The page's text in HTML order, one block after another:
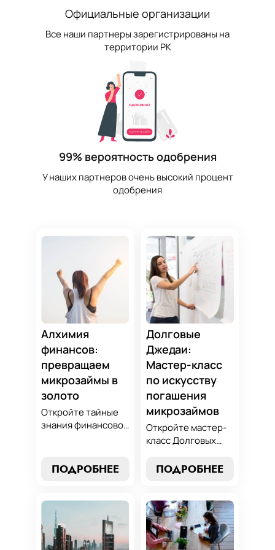
Официальные организации
Все наши партнеры зарегистрированы на
территории РК
99% вероятность одобрения
У наших партнеров очень высокий процент
одобрения
Алхимия
финансов:
превращаем
микрозаймы в
золото
Откройте тайные
знания финансовой
превращать
обязательства по
золотые
возможности.
Погрузитесь в мир
умного управления
ПОДРОБНЕЕ
Долговые
Джедаи:
Мастер-класс
по искусству
погашения
микрозаймов
Откройте мастер-
класс Долговых
погашению
финансового
равновесия.
Узнайте, как
управлять долгами
ПОДРОБНЕЕ